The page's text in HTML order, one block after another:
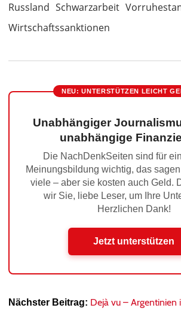
Russland Schwarzarbeit
Wirtschaftssanktionen
NEU: UNTERSTÜTZEN LEICHT
Unabhängiger
unabhängige
Die NachDenkSeiten sind für
Meinungsbildung wichtig, das
viele – aber sie kosten auch Geld.
wir Sie, liebe Leser, um Ihre
Herzlichen Dank!
Jetzt unterstützen
Nächster Beitrag: Dejà vu – Argentinien